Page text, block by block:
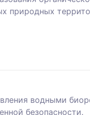
природных
водными
безопасности.